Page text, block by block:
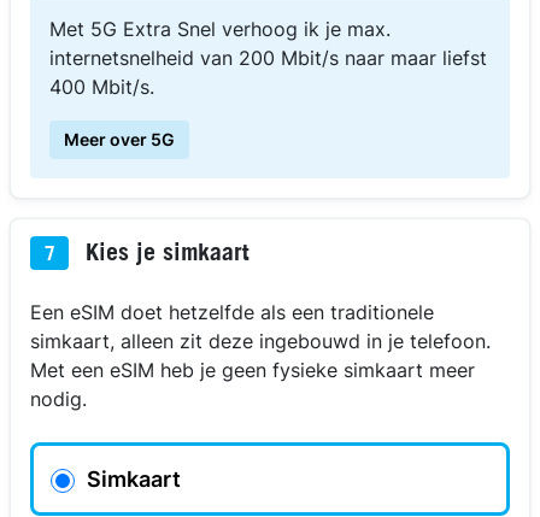
Met 5G Extra Snel verhoog ik je max.
internetsnelheid van 200 Mbit/s naar maar liefst
400 Mbit/s.
Meer over 5G
7 Kies je simkaart
Een eSIM doet hetzelfde als een traditionele
simkaart, alleen zit deze ingebouwd in je telefoon.
Met een eSIM heb je geen fysieke simkaart meer
nodig.
Simkaart